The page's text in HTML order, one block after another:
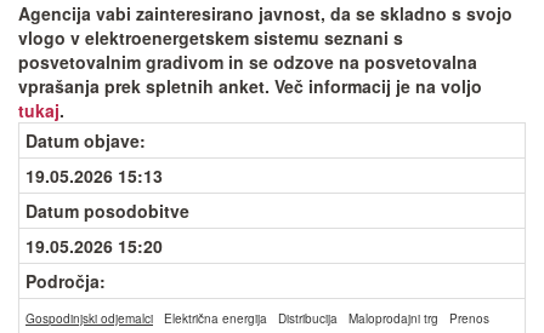
Agencija vabi zainteresirano javnost, da se skladno s svojo
vlogo v elektroenergetskem sistemu seznani s
posvetovalnim gradivom in se odzove na posvetovalna
vprašanja prek spletnih anket. Več informacij je na voljo
tukaj.
Datum objave:
19.05.2026 15:13
Datum posodobitve
19.05.2026 15:20
Področja:
Gospodinjski odjemalci Električna energija Distribucija Maloprodajni trg
Prenos